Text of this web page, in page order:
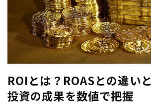
ROIとは？ROASとの違い
投資の成果を数値で把握